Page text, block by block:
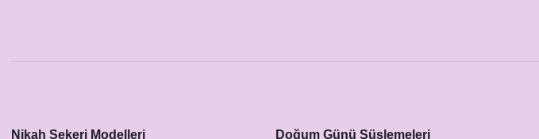
Nikah Şekeri Modelleri Doğum Günü Süslemeleri